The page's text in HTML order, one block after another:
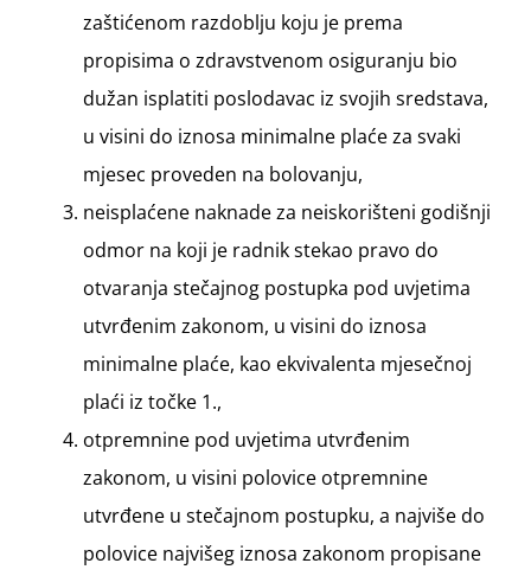
zaštićenom razdoblju koju je prema
propisima o zdravstvenom osiguranju bio
dužan isplatiti poslodavac iz svojih sredstava,
u visini do iznosa minimalne plaće za svaki
mjesec proveden na bolovanju,
neisplaćene naknade za neiskorišteni godišnji
odmor na koji je radnik stekao pravo do
otvaranja stečajnog postupka pod uvjetima
utvrđenim zakonom, u visini do iznosa
minimalne plaće, kao ekvivalenta mjesečnoj
plaći iz točke 1.,
otpremnine pod uvjetima utvrđenim
zakonom, u visini polovice otpremnine
utvrđene u stečajnom postupku, a najviše do
polovice najvišeg iznosa zakonom propisane